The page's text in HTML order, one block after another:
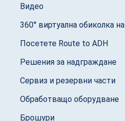
Видео
360° виртуална обиколка
Посетете Route to ADH
Решения за надграждане
Сервиз и резервни части
Обработващо оборудване
Брошури